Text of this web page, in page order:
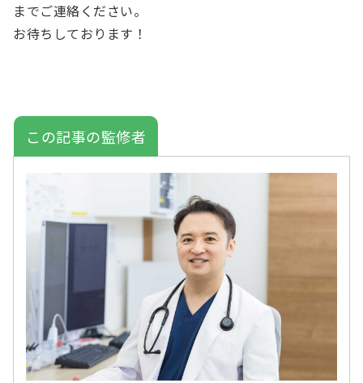
までご連絡ください。
お待ちしております！
この記事の監修者